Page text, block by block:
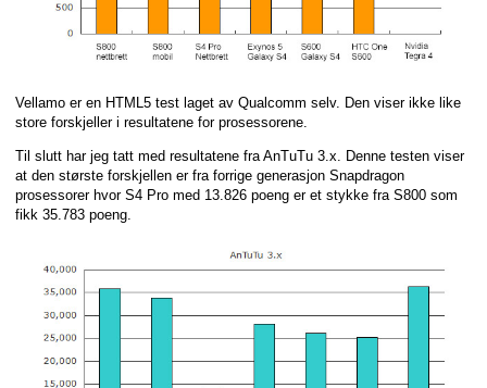
Vellamo er en HTML5 test laget av Qualcomm selv. Den viser ikke like
store forskjeller i resultatene for prosessorene.
Til slutt har jeg tatt med resultatene fra AnTuTu 3.x. Denne testen viser
at den største forskjellen er fra forrige generasjon Snapdragon
prosessorer hvor S4 Pro med 13.826 poeng er et stykke fra S800 som
fikk 35.783 poeng.